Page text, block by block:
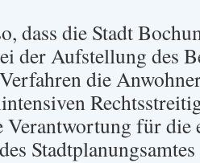
dass die Stadt
der Aufstellung des
die
Verantwortung für die